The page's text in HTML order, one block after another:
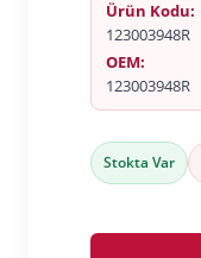
Ürün Kodu:
123003948R
OEM:
123003948R
Stokta Var